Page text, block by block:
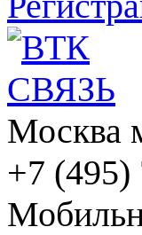
Москва
+7 (495)